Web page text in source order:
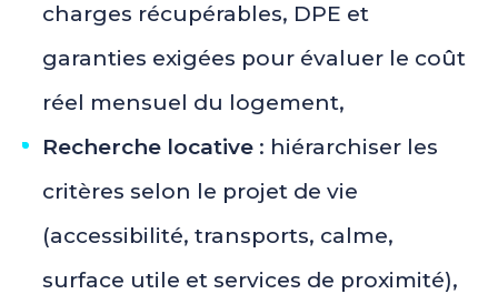
charges récupérables, DPE et
garanties exigées pour évaluer le coût
réel mensuel du logement,
Recherche locative : hiérarchiser les
critères selon le projet de vie
(accessibilité, transports, calme,
surface utile et services de proximité),